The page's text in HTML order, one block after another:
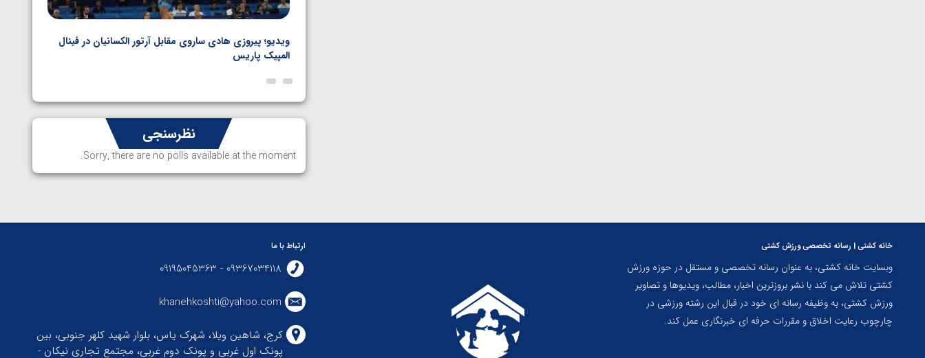
ویدیو؛ پیروزی هادی ساروی مقابل آرتور الکسانیان در فینال
المپیک پاریس
نظرسنجی
Sorry, there are no polls available at the moment.
خانه کشتی | رسانه تخصصی ورزش کشتی
وبسایت خانه کشتی، به عنوان رسانه تخصصی و مستقل در حوزه ورزش
کشتی تلاش می کند با نشر بروزترین اخبار، مطالب، ویدیوها و تصاویر
ورزش کشتی، به وظیفه رسانه ای خود در قبال این رشته ورزشی در
چارچوب رعایت اخلاق و مقررات حرفه ای خبرنگاری عمل کند.
ارتباط با ما
09367034118 - 09195045363
khanehkoshti@yahoo.com
کرج، شاهین ویلا، شهرک یاس، بلوار شهید کلهر جنوبی، بین
پونک اول غربی و پونک دوم غربی، مجتمع تجاری نیکان -